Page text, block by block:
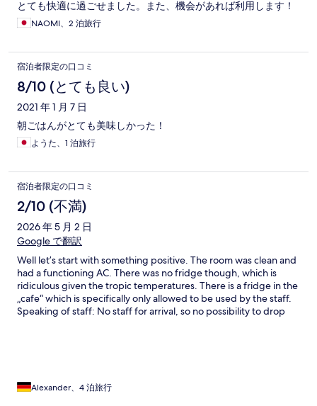
とても快適に過ごせました。また、機会があれば利用します！
NAOMI、2 泊旅行
宿泊者限定の口コミ
8/10 (とても良い)
2021 年 1 月 7 日
朝ごはんがとても美味しかった！
ようた、1 泊旅行
宿泊者限定の口コミ
2/10 (不満)
2026 年 5 月 2 日
Google で翻訳
Well let’s start with something positive. The room was clean and
had a functioning AC. There was no fridge though, which is
ridiculous given the tropic temperatures. There is a fridge in the
„cafe“ which is specifically only allowed to be used by the staff.
Speaking of staff: No staff for arrival, so no possibility to drop
sensitive back a horrible time. I guess the place is only
Alexander、4 泊旅行